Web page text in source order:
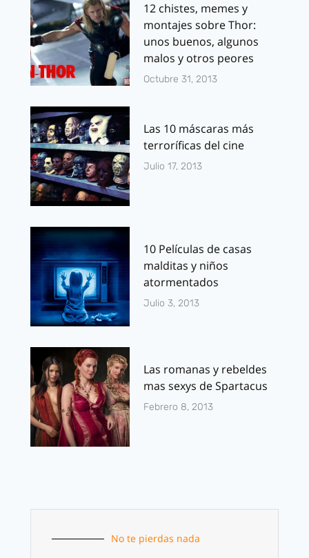
12 chistes, memes y
montajes sobre Thor:
unos buenos, algunos
malos y otros peores
Octubre 31, 2013
Las 10 máscaras más
terroríficas del cine
Julio 17, 2013
10 Películas de casas
malditas y niños
atormentados
Julio 3, 2013
Las romanas y rebeldes
mas sexys de Spartacus
Febrero 8, 2013
No te pierdas nada